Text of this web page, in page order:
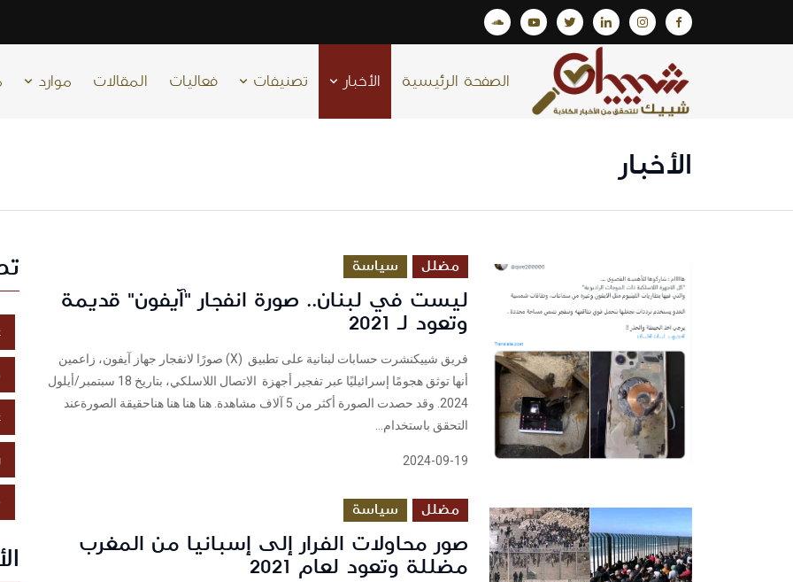
الصفحة الرئيسية الأخبار تصنيفات فعاليات المقالات موارد
الأخبار
مضلل سياسة
ليست في لبنان.. صورة انفجار "آيفون" قديمة
وتعود لـ 2021
فريق شييكنشرت حسابات لبنانية على تطبيق (X) صورًا لانفجار جهاز آيفون، زاعمين
أنها توثق هجومًا إسرائيليًا عبر تفجير أجهزة الاتصال اللاسلكي، بتاريخ 18 سبتمبر/أيلول
2024. وقد حصدت الصورة أكثر من 5 آلاف مشاهدة. هنا هنا هنا هناحقيقة الصورةعند
التحقق باستخدام...
2024-09-19
مضلل سياسة
صور محاولات الفرار إلى إسبانيا من المغرب
مضللة وتعود لعام 2021